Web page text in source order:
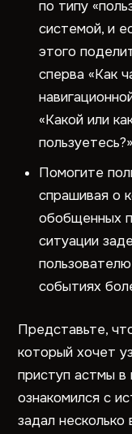
по типу
системой, и
этого
сперва «Как
«Какой или
Помогите
спрашивая о
обобщенных
ситуации
событиях
Представьте,
который хочет
приступ астмы в
ознакомился с
задал